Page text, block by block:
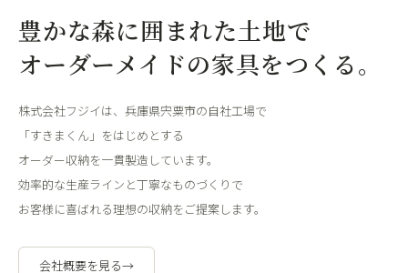
豊かな森に囲まれた土地で
オーダーメイドの家具をつくる。
株式会社フジイは、兵庫県宍粟市の自社工場で
「すきまくん」をはじめとする
オーダー収納を一貫製造しています。
効率的な生産ラインと丁寧なものづくりで
お客様に喜ばれる理想の収納をご提案します。
会社概要を見る→